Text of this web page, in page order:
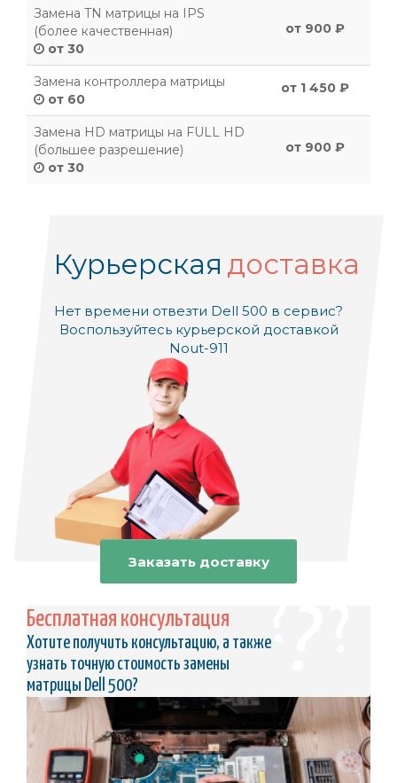
Замена TN матрицы на IPS
(более качественная)
от 30
от 900 ₽
Замена контроллера матрицы
от 60
от 1 450 ₽
Замена HD матрицы на FULL HD
(большее разрешение)
от 30
от 900 ₽
Курьерская доставка
Нет времени отвезти Dell 500 в сервис?
Воспользуйтесь курьерской доставкой
Nout-911
Заказать доставку
Бесплатная консультация
Хотите получить консультацию, а также
узнать точную стоимость замены
матрицы Dell 500?